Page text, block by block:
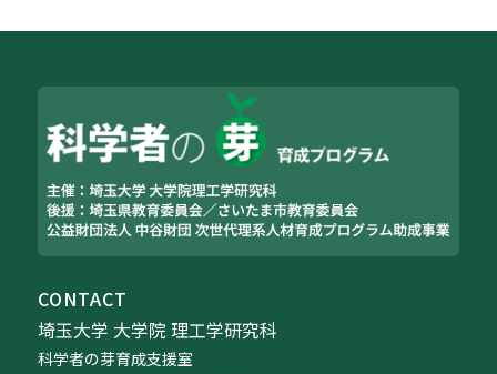
CONTACT
埼玉大学 大学院 理工学研究科
科学者の芽育成支援室